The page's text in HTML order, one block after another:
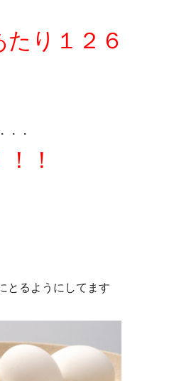
り１２６
・・
！
るようにしてます